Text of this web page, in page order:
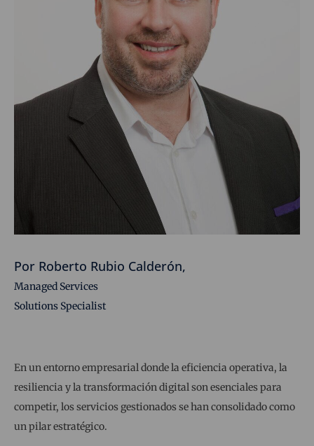
Por Roberto Rubio Calderón,
Managed Services
Solutions Specialist
En un entorno empresarial donde la eficiencia operativa, la
resiliencia y la transformación digital son esenciales para
competir, los servicios gestionados se han consolidado como
un pilar estratégico.